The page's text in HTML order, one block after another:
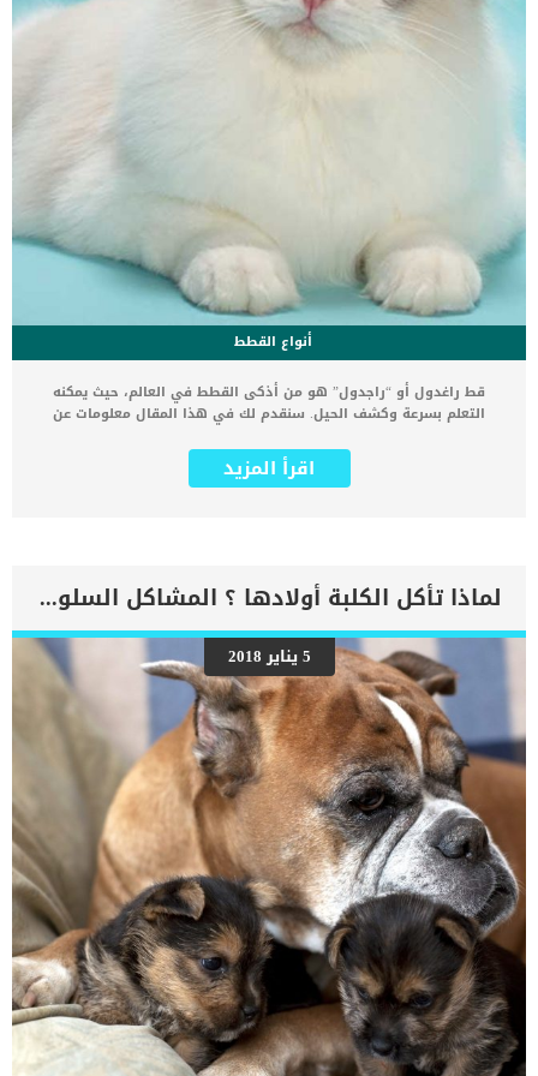
أنواع القطط
قط راغدول أو “راجدول” هو من أذكى القطط في العالم، حيث يمكنه
التعلم بسرعة وكشف الحيل. سنقدم لك في هذا المقال معلومات عن
الراجدول هو أفضل صديق لجميع الناس، فإنه يحب اسرته وأهله كثيرا
-حتى الأطفال- ويتعايش مع الحيوانات الأليفة الأخرى إلى حد ما. هو قط
تعتبر سلالة قطط راجدول من اجمل سلالات القطط في العالم وأصغرهم
سناً، فقد تم أنتاج هذه السلالة منذ وقت قصير. حيث تم إنشاء سلالة قط
راغدول في ولاية كاليفورنيا في 1960. حيث أراد مربي القطط “آن بيكر”
إنتاج سلالة من القطط الجميلة ذات شخصية لطيفة ومحبة. وقد بدأ “آن
بيكر” باستخدام القطط متوسطة الشعر المحلية ذات الأصول الغير
المعروفة، وانتج هذه السلالة من “جوزفين” ، وهي القطة الأم الأصلية
للسلالة والتي كانت بيضاء وشديدة الجمال. واثناء محاولة “بيكر” لإنتاج
هذه السلالة ، قام بإختيار القطط ذات الشخصية اللطيفة والهادئة وذات
الحجم الكبير والفراء الطويل الناعم، حتى قام […]
اقرأ المزيد
لماذا تأكل الكلبة أولادها ؟ المشاكل السلوكية في الكلاب بعد الولادة
5 يناير 2018